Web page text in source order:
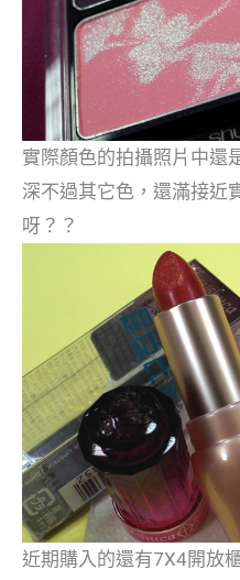
實際顏色的拍攝照片中還
深不過其它色，還滿接近
呀？？
近期購入的還有7X4開放